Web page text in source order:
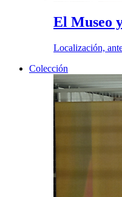
El Museo
Localización,
Colección